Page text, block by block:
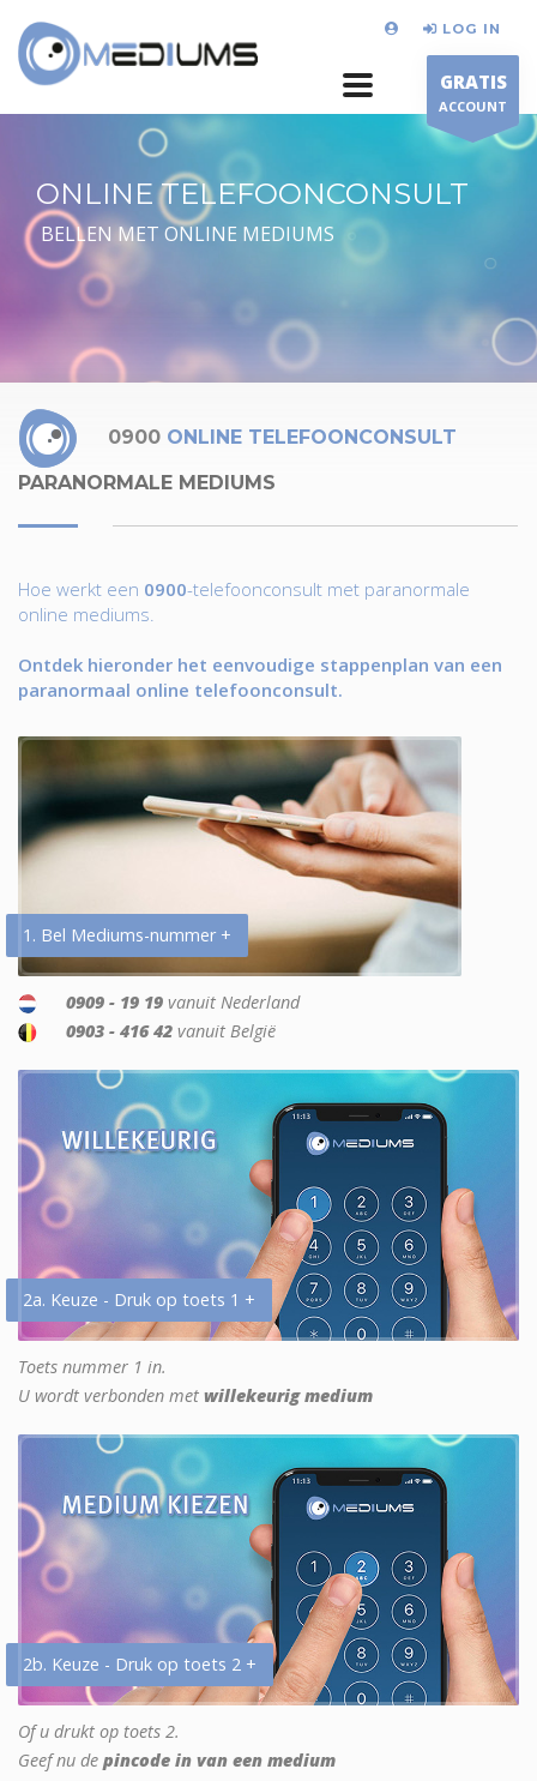
LOG IN
GRATIS
ACCOUNT
ONLINE TELEFOONCONSULT
BELLEN MET ONLINE MEDIUMS
0900 ONLINE TELEFOONCONSULT
PARANORMALE MEDIUMS
Hoe werkt een 0900-telefoonconsult met paranormale
online mediums.
Ontdek hieronder het eenvoudige stappenplan van een
paranormaal online telefoonconsult.
1. Bel Mediums-nummer +
0909 - 19 19 vanuit Nederland
0903 - 416 42 vanuit België
2a. Keuze - Druk op toets 1 +
Toets nummer 1 in.
U wordt verbonden met willekeurig medium
2b. Keuze - Druk op toets 2 +
Of u drukt op toets 2.
Geef nu de pincode in van een medium